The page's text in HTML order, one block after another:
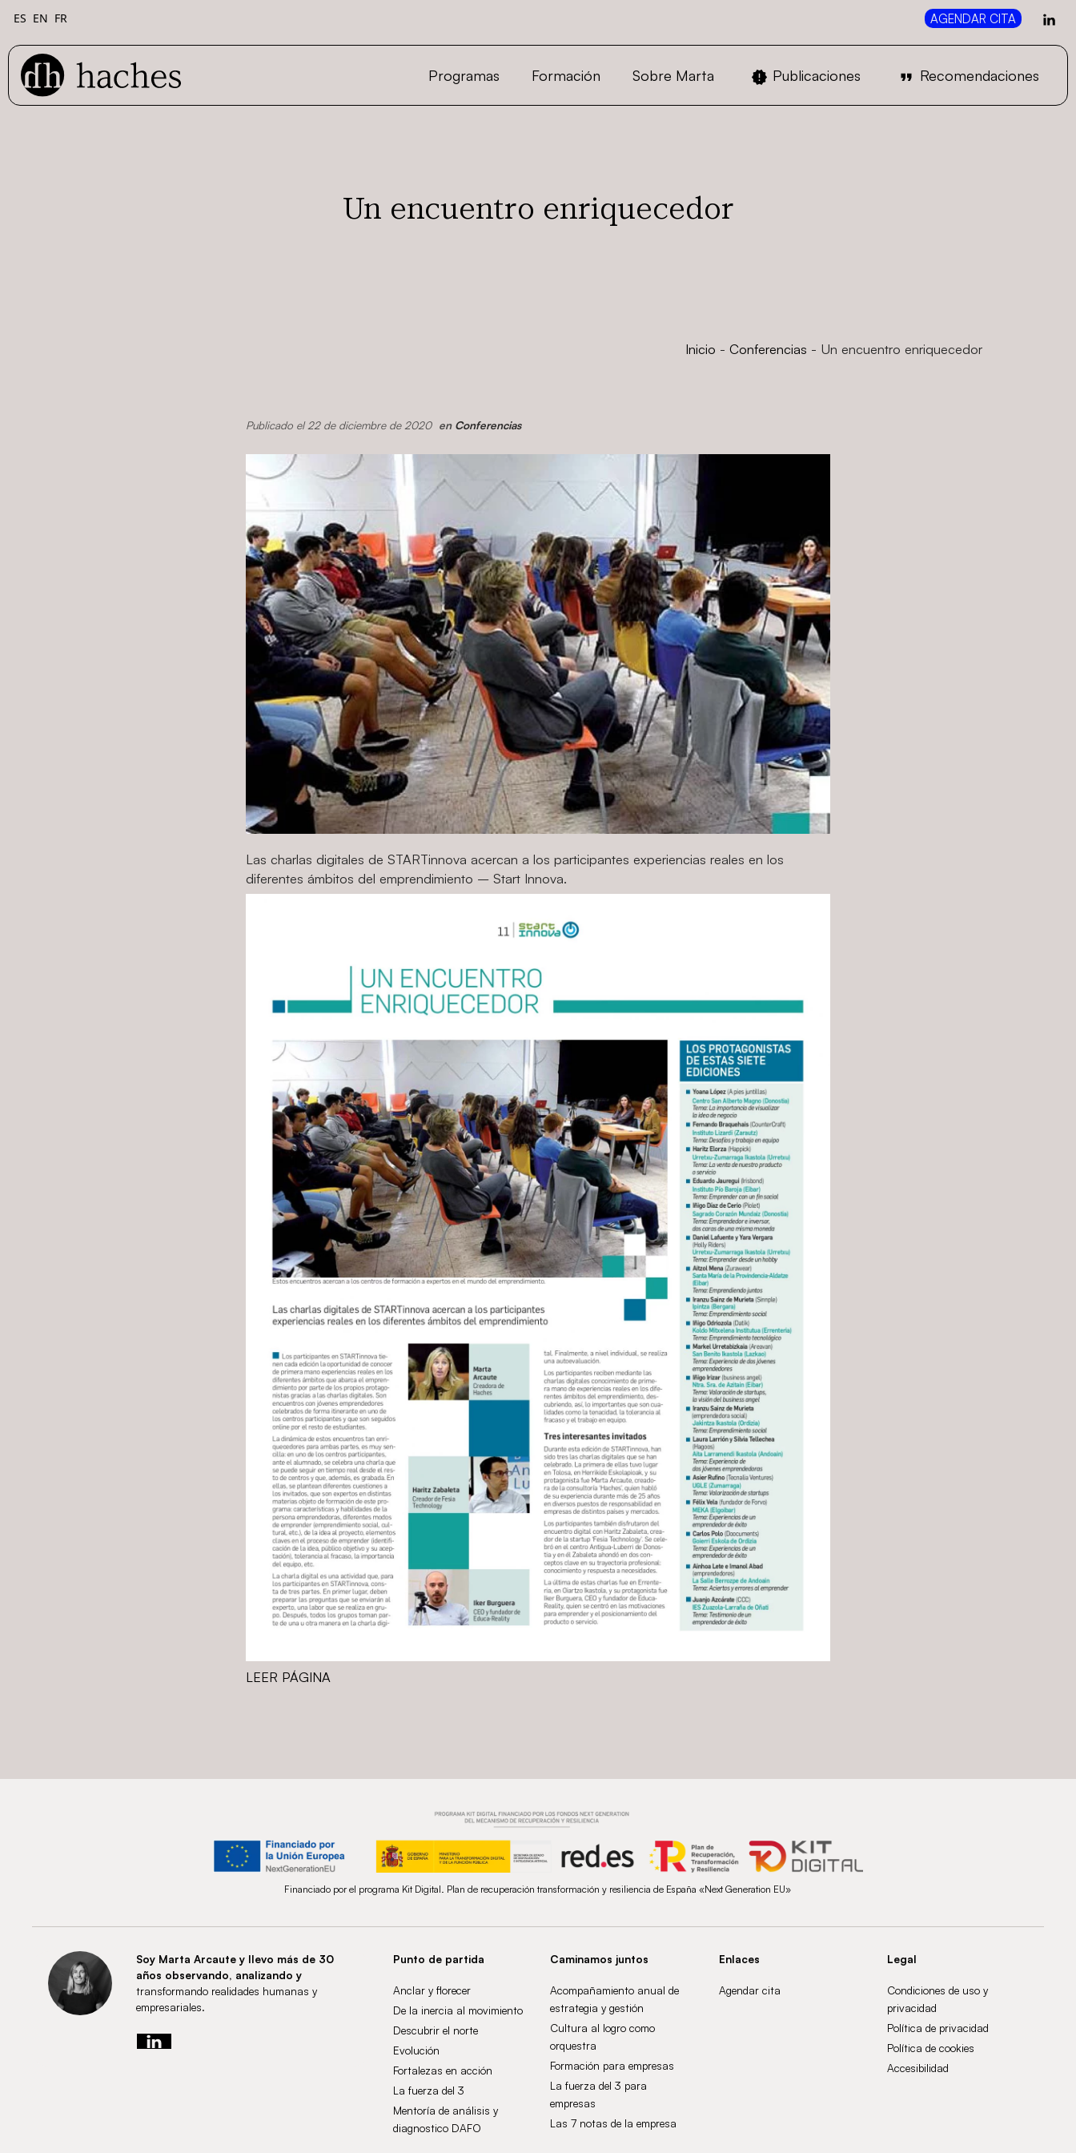
ES EN FR AGENDAR CITA
Programas Formación Sobre Marta Publicaciones Recomendaciones
Un encuentro enriquecedor
Inicio - Conferencias - Un encuentro enriquecedor
Publicado el 22 de diciembre de 2020 en Conferencias
Las charlas digitales de STARTinnova acercan a los participantes experiencias reales en los
diferentes ámbitos del emprendimiento – Start Innova.
LEER PÁGINA
Financiado por el programa Kit Digital. Plan de recuperación transformación y resiliencia de España «Next Generation EU»
Soy Marta Arcaute y llevo más de 30
años observando, analizando y
transformando realidades humanas y
empresariales.
Punto de partida
Anclar y florecer
De la inercia al movimiento
Descubrir el norte
Evolución
Fortalezas en acción
La fuerza del 3
Mentoría de análisis y
diagnostico DAFO
Caminamos juntos
Acompañamiento anual de
estrategia y gestión
Cultura al logro como
orquestra
Formación para empresas
La fuerza del 3 para
empresas
Las 7 notas de la empresa
Enlaces
Agendar cita
Legal
Condiciones de uso y
privacidad
Política de privacidad
Política de cookies
Accesibilidad